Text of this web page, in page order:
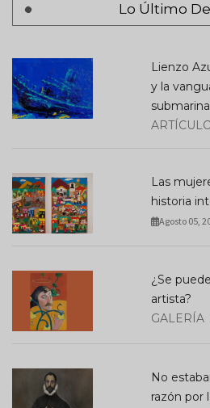
Lo Último
Lienzo
y la
submarina
Las
historia
Agosto 05,
¿Se
artista?
GALERÍA
No
razón por